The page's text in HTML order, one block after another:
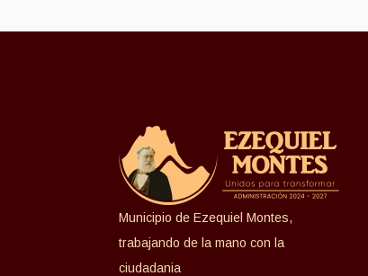
Municipio de Ezequiel Montes,
trabajando de la mano con la
ciudadania